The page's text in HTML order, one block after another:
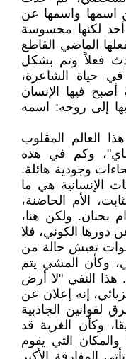
اسمها واسمها عن
أحد لكنها محسوسة
الماضي القاطع
فعلاً وتم بشكل
حياة الشاعرة،
فيها الإنسان
إلى روحه: اسمه
المقلوب
وكم في هذه
وجودية هائلة.
الإنسانية هي ما
الأم الحاضنة،
بحنان. ولكن هنا،
دورها الكوني، فلا
تعيش حالة من
وكأن المشي يتم
النفي "لا أرض
إنه إعلان عن
لقوانين الجاذبية
وكأن الغربة قد
والمكان التي يقوم